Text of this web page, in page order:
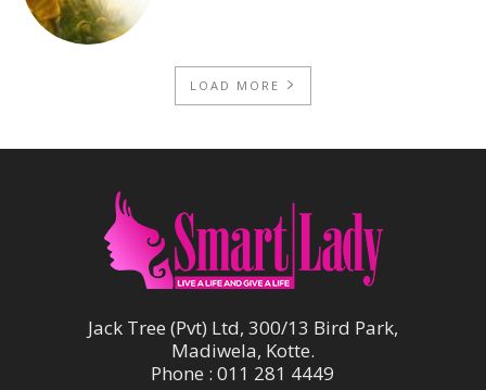
LOAD MORE
Jack Tree (Pvt) Ltd, 300/13 Bird Park,
Madiwela, Kotte.
Phone : 011 281 4449